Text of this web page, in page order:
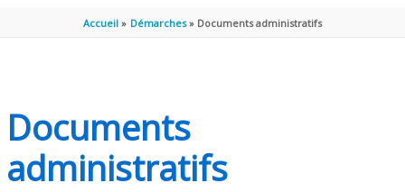
PRINCIPAL
Accueil Démarches Documents administratifs
Documents
administratifs